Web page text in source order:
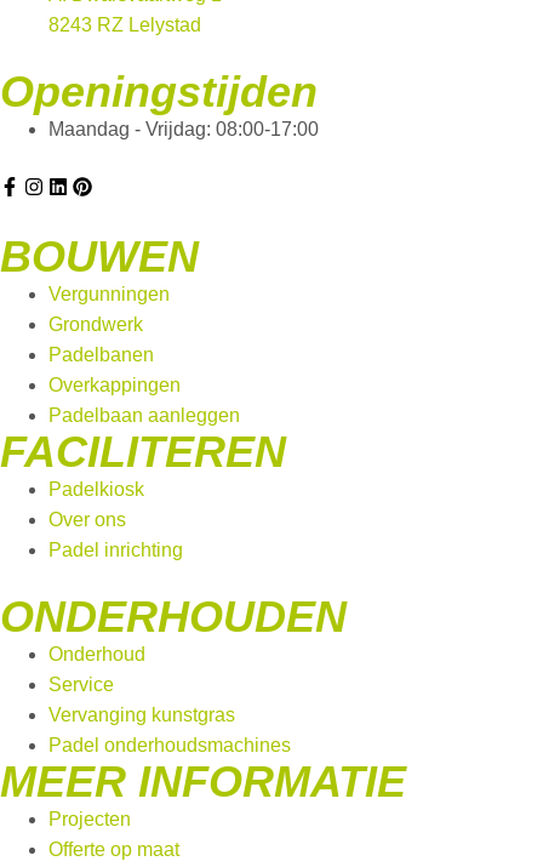
8243 RZ Lelystad
Openingstijden
Maandag - Vrijdag: 08:00-17:00
BOUWEN
Vergunningen
Grondwerk
Padelbanen
Overkappingen
Padelbaan aanleggen
FACILITEREN
Padelkiosk
Over ons
Padel inrichting
ONDERHOUDEN
Onderhoud
Service
Vervanging kunstgras
Padel onderhoudsmachines
MEER INFORMATIE
Projecten
Offerte op maat